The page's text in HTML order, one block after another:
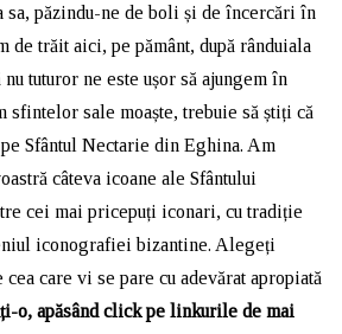
sa, păzindu-ne de boli și de încercări în
de trăit aici, pe pământ, după rânduiala
tuturor ne este ușor să ajungem în
sfintelor sale moaște, trebuie să știți că
Sfântul Nectarie din Eghina. Am
câteva icoane ale Sfântului
cei mai pricepuți iconari, cu tradiție
iconografiei bizantine. Alegeți
care vi se pare cu adevărat apropiată
o, apăsând click pe linkurile de mai